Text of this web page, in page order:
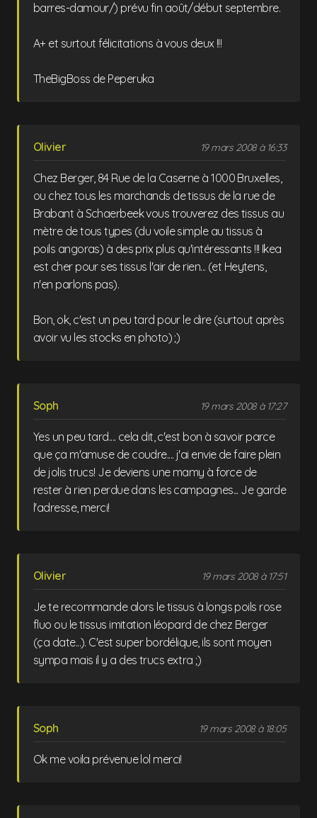
barres-damour/) prévu fin août/début septembre.
A+ et surtout félicitations à vous deux !!!
TheBigBoss de Peperuka
Olivier 19 mars 2008 à 16:33
Chez Berger, 84 Rue de la Caserne à 1000 Bruxelles,
ou chez tous les marchands de tissus de la rue de
Brabant à Schaerbeek vous trouverez des tissus au
mètre de tous types (du voile simple au tissus à
poils angoras) à des prix plus qu'intéressants !!! Ikea
est cher pour ses tissus l'air de rien... (et Heytens,
n'en parlons pas).
Bon, ok, c'est un peu tard pour le dire (surtout après
avoir vu les stocks en photo) ;)
Soph 19 mars 2008 à 17:27
Yes un peu tard.... cela dit, c'est bon à savoir parce
que ça m'amuse de coudre.... j'ai envie de faire plein
de jolis trucs! Je deviens une mamy à force de
rester à rien perdue dans les campagnes... Je garde
l'adresse, merci!
Olivier 19 mars 2008 à 17:51
Je te recommande alors le tissus à longs poils rose
fluo ou le tissus imitation léopard de chez Berger
(ça date...). C'est super bordélique, ils sont moyen
sympa mais il y a des trucs extra ;)
Soph 19 mars 2008 à 18:05
Ok me voila prévenue lol merci!